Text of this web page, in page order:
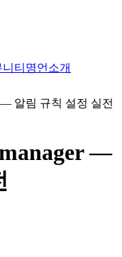
티 명언 소개
— 알림 규칙 설정 실전
—